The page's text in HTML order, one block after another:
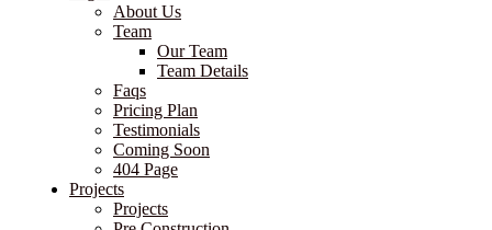
About Us
Team
Our Team
Team Details
Faqs
Pricing Plan
Testimonials
Coming Soon
404 Page
Projects
Projects